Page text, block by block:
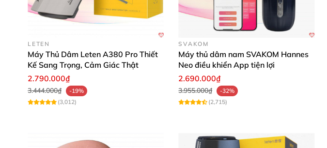
LETEN
Máy Thủ Dâm Leten A380 Pro Thiết
Kế Sang Trọng, Cảm Giác Thật
2.790.000₫
3.444.000₫
-19%
(3,012)
SVAKOM
Máy thủ dâm nam SVAKOM Hannes
Neo điều khiển App tiện lợi
2.690.000₫
3.955.000₫
-32%
(2,715)